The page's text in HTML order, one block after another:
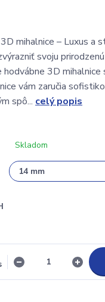
mihalnice – Luxus a
svoju
3D mihalnice
vám zaručia
spô... celý popis
Skladom